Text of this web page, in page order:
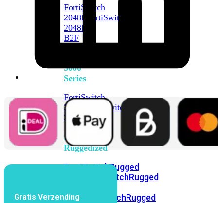
FortiSwitch
2048F
FortiSwitch
2048F-
B2F
3000
Series
FortiSwitch
3032E
FortiSwitch
3032G
FortiSwitch
Ruggedized
FortiSwitchRugged
FortiSwitchRugged
POE FortiSwitchRugged
Gratis Verzending